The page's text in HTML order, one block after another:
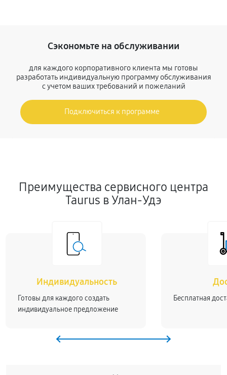
Сэкономьте на обслуживании
для каждого корпоративного клиента мы готовы
разработать индивидуальную программу обслуживания
с учетом ваших требований и пожеланий
Подключиться к программе
Преимущества сервисного центра
Taurus в Улан-Удэ
Индивидуальность
Готовы для каждого создать
индивидуальное предложение
Бесплатная